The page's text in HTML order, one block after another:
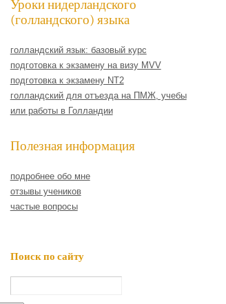
Уроки нидерландского
(голландского) языка
голландский язык: базовый курс
подготовка к экзамену на визу MVV
подготовка к экзамену NT2
голландский для отъезда на ПМЖ, учебы
или работы в Голландии
Полезная информация
подробнее обо мне
отзывы учеников
частые вопросы
Поиск по сайту